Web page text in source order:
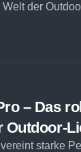
der
– Das
Outdoor-
starke